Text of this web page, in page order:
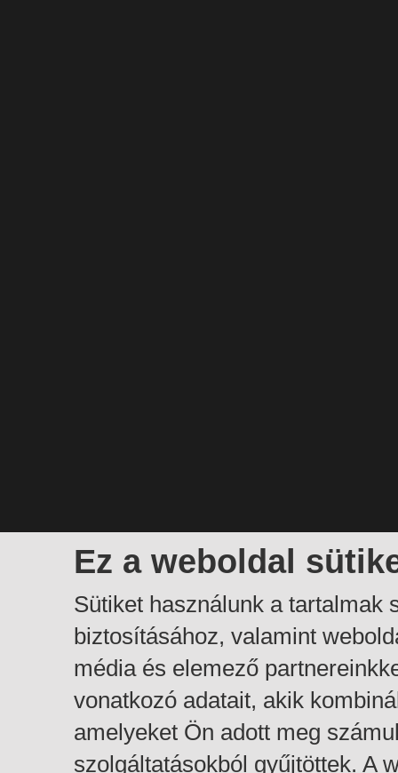
Ez a weboldal
Sütiket használunk a tartalmak
biztosításához, valamint
média és elemező
vonatkozó adatait, akik
amelyeket Ön adott meg
szolgáltatásokból gyűjtöttek. A